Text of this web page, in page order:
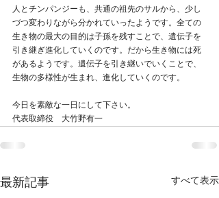
人とチンパンジーも、共通の祖先のサルから、少し
づつ変わりながら分かれていったようです。全ての
生き物の最大の目的は子孫を残すことで、遺伝子を
引き継ぎ進化していくのです。だから生き物には死
があるようです。遺伝子を引き継いでいくことで、
生物の多様性が生まれ、進化していくのです。
今日を素敵な一日にして下さい。
代表取締役　大竹野有一
最新記事 すべて表示